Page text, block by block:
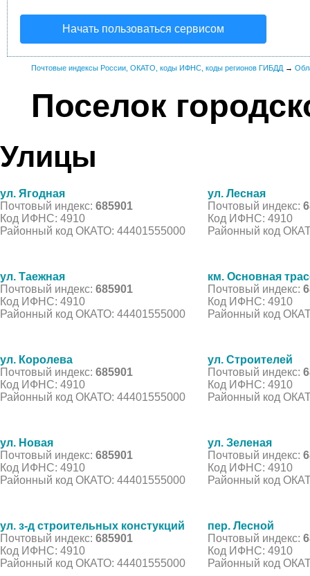
Начать пользоваться сервисом
Почтовые индексы России, ОКАТО, коды ИФНС, коды регионов ГИБДД →
Поселок
Улицы
ул. Ягодная
Почтовый индекс: 685901
Код ИФНС: 4910
Районный код ОКАТО: 44401555000
ул. Лесная
Почтовый индекс:
Код ИФНС: 4910
Районный код
ул. Таежная
Почтовый индекс: 685901
Код ИФНС: 4910
Районный код ОКАТО: 44401555000
км. Основная
Почтовый индекс:
Код ИФНС: 4910
Районный код
ул. Королева
Почтовый индекс: 685901
Код ИФНС: 4910
Районный код ОКАТО: 44401555000
ул. Строителей
Почтовый индекс:
Код ИФНС: 4910
Районный код
ул. Новая
Почтовый индекс: 685901
Код ИФНС: 4910
Районный код ОКАТО: 44401555000
ул. Зеленая
Почтовый индекс:
Код ИФНС: 4910
Районный код
ул. з-д строительных констукций
Почтовый индекс: 685901
Код ИФНС: 4910
Районный код ОКАТО: 44401555000
пер. Лесной
Почтовый индекс:
Код ИФНС: 4910
Районный код